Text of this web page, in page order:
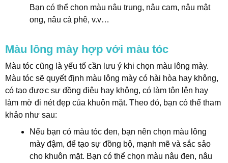
Bạn có thể chọn màu nâu trung, nâu cam, nâu mật
ong, nâu cà phê, v.v…
Màu lông mày hợp với màu tóc
Màu tóc cũng là yếu tố cần lưu ý khi chọn màu lông mày.
Màu tóc sẽ quyết định màu lông mày có hài hòa hay không,
có tạo được sự đồng điệu hay không, có làm tôn lên hay
làm mờ đi nét đẹp của khuôn mặt. Theo đó, bạn có thể tham
khảo như sau:
Nếu bạn có màu tóc đen, bạn nên chọn màu lông
mày đậm, để tạo sự đồng bộ, mạnh mẽ và sắc sảo
cho khuôn mặt. Bạn có thể chọn màu nâu đen, nâu